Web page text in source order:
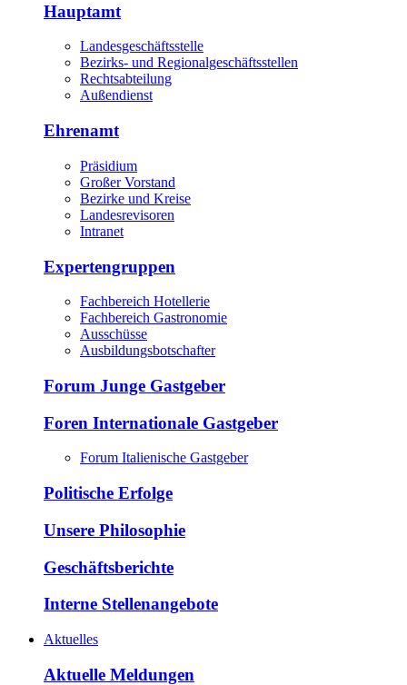
Hauptamt
Landesgeschäftsstelle
Bezirks- und Regionalgeschäftsstellen
Rechtsabteilung
Außendienst
Ehrenamt
Präsidium
Großer Vorstand
Bezirke und Kreise
Landesrevisoren
Intranet
Expertengruppen
Fachbereich Hotellerie
Fachbereich Gastronomie
Ausschüsse
Ausbildungsbotschafter
Forum Junge Gastgeber
Foren Internationale Gastgeber
Forum Italienische Gastgeber
Politische Erfolge
Unsere Philosophie
Geschäftsberichte
Interne Stellenangebote
Aktuelles
Aktuelle Meldungen